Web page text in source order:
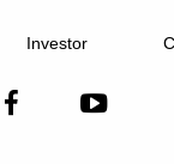
Investor